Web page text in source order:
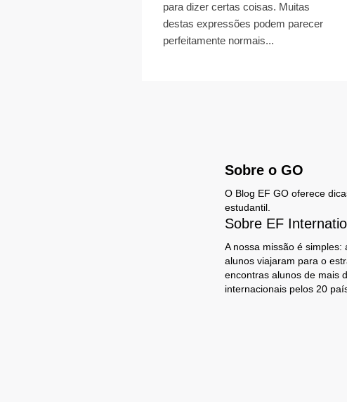
para dizer certas coisas. Muitas
destas expressões podem parecer
perfeitamente normais...
Sobre o GO
O Blog EF GO oferece
estudantil.
Sobre EF
A nossa missão é
alunos viajaram para o
encontras alunos de mais
internacionais pelos 20